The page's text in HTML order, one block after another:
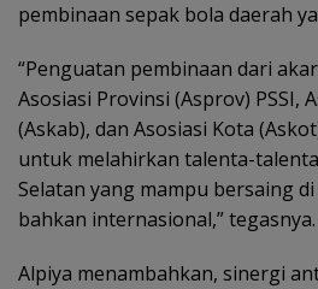
pembinaan sepak bola daerah
‎“Penguatan pembinaan dari
Asosiasi Provinsi (Asprov) PSSI,
(Askab), dan Asosiasi Kota
untuk melahirkan talenta-
Selatan yang mampu bersaing
bahkan internasional,” tegasnya.
Alpiya menambahkan, sinergi